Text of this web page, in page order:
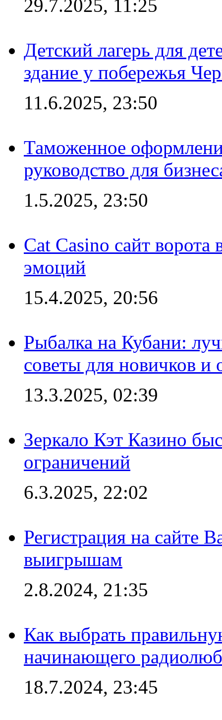
29.7.2025, 11:25
Детский лагерь для
здание у побережья
11.6.2025, 23:50
Таможенное
руководство для
1.5.2025, 23:50
Cat Casino сайт
эмоций
15.4.2025, 20:56
Рыбалка на Кубани:
советы для новичков
13.3.2025, 02:39
Зеркало Кэт Казино
ограничений
6.3.2025, 22:02
Регистрация на сайте
выигрышам
2.8.2024, 21:35
Как выбрать
начинающего
18.7.2024, 23:45